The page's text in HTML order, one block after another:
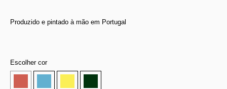
Produzido e pintado à mão em Portugal
Escolher cor